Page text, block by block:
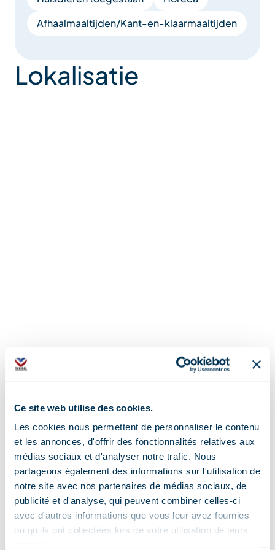
Ce site web utilise des cookies.
Les cookies nous permettent de personnaliser le contenu
et les annonces, d'offrir des fonctionnalités relatives aux
médias sociaux et d'analyser notre trafic. Nous
partageons également des informations sur l'utilisation de
notre site avec nos partenaires de médias sociaux, de
publicité et d'analyse, qui peuvent combiner celles-ci
avec d'autres informations que vous leur avez fournies
ou qu'ils ont collectées lors de votre utilisation de leurs
restaurant kunt u beter ‘s avonds reserveren.
Afhaalmaaltijden/Kant-en-klaarmaaltijden
Lokalisatie
Adres
151 Rue des Jeux Olympiques Immeuble
l'Eterlou, 73550 Méribel